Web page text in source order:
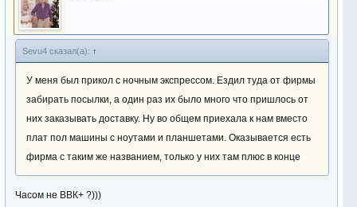
Sevu4 сказал(а): ↑
У меня был прикол с ночным экспрессом. Ездил туда от фирмы
забирать посылки, а один раз их было много что пришлось от
них заказывать доставку. Ну во общем приехала к нам вместо
плат пол машины с ноутами и планшетами. Оказывается есть
фирма с таким же названием, только у них там плюс в конце
Часом не ВВК+ ?)))